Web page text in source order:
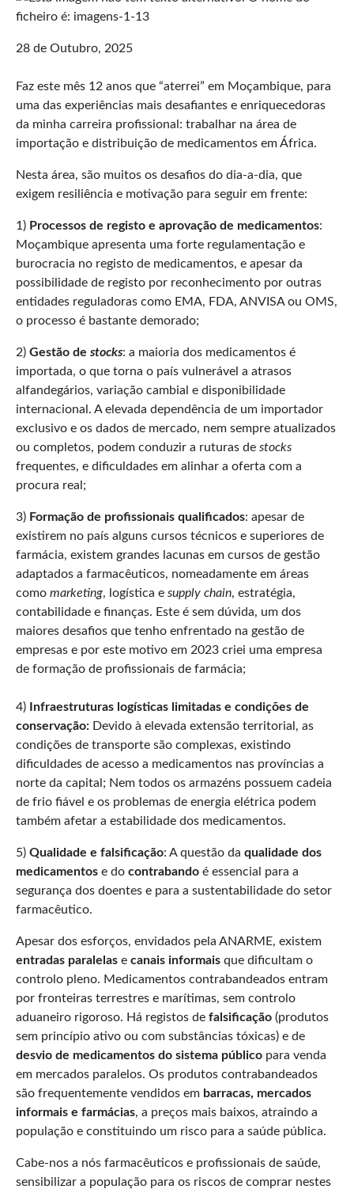
28 de Outubro, 2025
Faz este mês 12 anos que “aterrei” em Moçambique, para
uma das experiências mais desafiantes e enriquecedoras
da minha carreira profissional: trabalhar na área de
importação e distribuição de medicamentos em África.
Nesta área, são muitos os desafios do dia-a-dia, que
exigem resiliência e motivação para seguir em frente:
1) Processos de registo e aprovação de medicamentos:
Moçambique apresenta uma forte regulamentação e
burocracia no registo de medicamentos, e apesar da
possibilidade de registo por reconhecimento por outras
entidades reguladoras como EMA, FDA, ANVISA ou OMS,
o processo é bastante demorado;
2) Gestão de stocks: a maioria dos medicamentos é
importada, o que torna o país vulnerável a atrasos
alfandegários, variação cambial e disponibilidade
internacional. A elevada dependência de um importador
exclusivo e os dados de mercado, nem sempre atualizados
ou completos, podem conduzir a ruturas de stocks
frequentes, e dificuldades em alinhar a oferta com a
procura real;
3) Formação de profissionais qualificados: apesar de
existirem no país alguns cursos técnicos e superiores de
farmácia, existem grandes lacunas em cursos de gestão
adaptados a farmacêuticos, nomeadamente em áreas
como marketing, logística e supply chain, estratégia,
contabilidade e finanças. Este é sem dúvida, um dos
maiores desafios que tenho enfrentado na gestão de
empresas e por este motivo em 2023 criei uma empresa
de formação de profissionais de farmácia;
4) Infraestruturas logísticas limitadas e condições de
conservação: Devido à elevada extensão territorial, as
condições de transporte são complexas, existindo
dificuldades de acesso a medicamentos nas províncias a
norte da capital; Nem todos os armazéns possuem cadeia
de frio fiável e os problemas de energia elétrica podem
também afetar a estabilidade dos medicamentos.
5) Qualidade e falsificação: A questão da qualidade dos
medicamentos e do contrabando é essencial para a
segurança dos doentes e para a sustentabilidade do setor
farmacêutico.
Apesar dos esforços, envidados pela ANARME, existem
entradas paralelas e canais informais que dificultam o
controlo pleno. Medicamentos contrabandeados entram
por fronteiras terrestres e marítimas, sem controlo
aduaneiro rigoroso. Há registos de falsificação (produtos
sem princípio ativo ou com substâncias tóxicas) e de
desvio de medicamentos do sistema público para venda
em mercados paralelos. Os produtos contrabandeados
são frequentemente vendidos em barracas, mercados
informais e farmácias, a preços mais baixos, atraindo a
população e constituindo um risco para a saúde pública.
Cabe-nos a nós farmacêuticos e profissionais de saúde,
sensibilizar a população para os riscos de comprar nestes